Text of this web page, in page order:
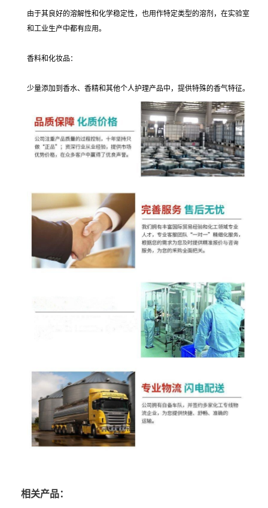
由于其良好的溶解性和化学稳定性，也用作特定类型的溶剂，在实验室
和工业生产中都有应用。
香料和化妆品：
少量添加到香水、香精和其他个人护理产品中，提供特殊的香气特征。
相关产品：